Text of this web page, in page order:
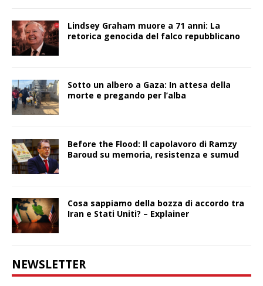
Lindsey Graham muore a 71 anni: La
retorica genocida del falco repubblicano
Sotto un albero a Gaza: In attesa della
morte e pregando per l’alba
Before the Flood: Il capolavoro di Ramzy
Baroud su memoria, resistenza e sumud
Cosa sappiamo della bozza di accordo tra
Iran e Stati Uniti? – Explainer
NEWSLETTER